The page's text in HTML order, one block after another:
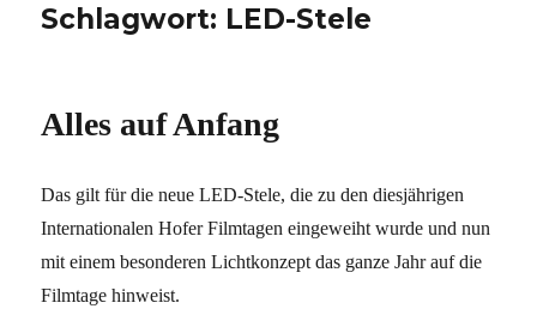
Schlagwort: LED-Stele
Alles auf Anfang
Das gilt für die neue LED-Stele, die zu den diesjährigen
Internationalen Hofer Filmtagen eingeweiht wurde und nun
mit einem besonderen Lichtkonzept das ganze Jahr auf die
Filmtage hinweist.